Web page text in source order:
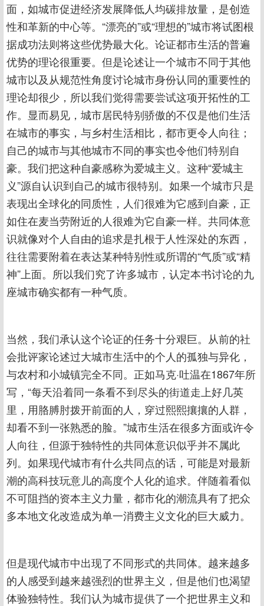
面，如城市促进经济发展降低人均碳排放量，是创造
性和革新的中心等。“漂亮的”或“理想的”城市将试图根
据成功法则将这些优势最大化。论证都市生活的普遍
优势的理论很重要。但是论述让一个城市不同于其他
城市以及从规范性角度讨论城市身份认同的重要性的
理论却很少，所以我们觉得需要尝试这项开拓性的工
作。显而易见，城市居民特别骄傲的不仅是他们生活
在城市的事实，与乡村生活相比，都市更令人向往；
自己的城市与其他城市不同的事实也令他们特别自
豪。我们把这种自豪感称为爱城主义。这种“爱城主
义”源自认识到自己的城市很特别。如果一个城市只是
表现出全球化的同质性，人们很难为它感到自豪，正
如住在麦当劳附近的人很难为它自豪一样。共同体意
识就像对个人自由的追求是扎根于人性深处的东西，
往往需要附着在表达某种特别性或所谓的“气质”或“精
神”上面。所以我们究了许多城市，认定本书讨论的九
座城市确实都有一种气质。
当然，我们承认这个论证的任务十分艰巨。从前的社
会批评家论述过大城市生活中的个人的孤独与异化，
与农村和小城镇完全不同。正如马克·吐温在1867年所
写，“每天沿着同一条看不到尽头的街道走上好几英
里，用胳膊肘拨开前面的人，穿过熙熙攘攘的人群，
却看不到一张熟悉的脸。”城市生活在很多方面或许令
人向往，但源于独特性的共同体意识似乎并不属此
列。如果现代城市有什么共同点的话，可能是对最新
潮的高科技玩意儿的高度个人化的追求。伴随着看似
不可阻挡的资本主义力量，都市化的潮流具有了把众
多本地文化改造成为单一消费主义文化的巨大威力。
但是现代城市中出现了不同形式的共同体。越来越多
的人感受到越来越强烈的世界主义，但是他们也渴望
体验独特性。我们认为城市提供了一个把世界主义和